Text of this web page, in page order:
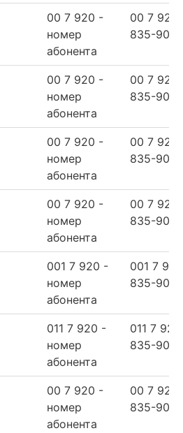
00 7 920 -
номер
абонента
00 7 920
835-90-
00 7 920 -
номер
абонента
00 7 920
835-90-
00 7 920 -
номер
абонента
00 7 920
835-90-
00 7 920 -
номер
абонента
00 7 920
835-90-
001 7 920 -
номер
абонента
001 7 920
835-90-
011 7 920 -
номер
абонента
011 7 920
835-90-
00 7 920 -
номер
абонента
00 7 920
835-90-